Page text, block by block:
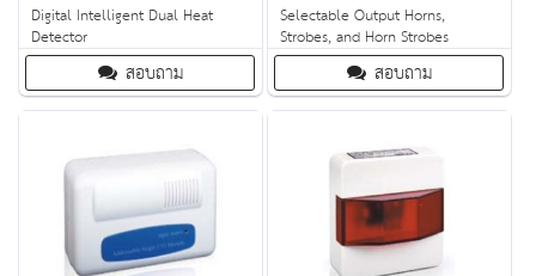
Digital Intelligent Dual Heat
Detector
สอบถาม
Selectable Output Horns,
Strobes, and Horn Strobes
สอบถาม